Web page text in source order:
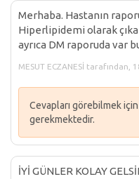
Merhaba. Hastanın
Hiperlipidemi olarak
ayrıca DM raporuda var
MESUT ECZANESİ
Cevapları görebilmek
gerekmektedir.
İYİ GÜNLER KOLAY